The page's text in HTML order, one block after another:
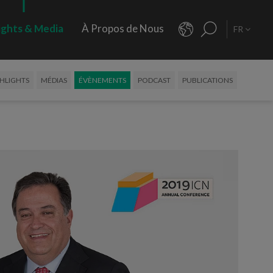
& Media À Propos de Nous FR
MÉDIAS ÉVÈNEMENTS PODCAST PUBLICATIONS